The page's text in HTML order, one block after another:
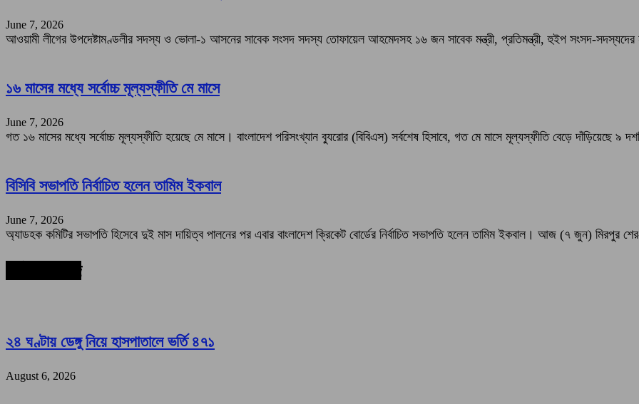
June 7, 2026
আওয়ামী লীগের উপদেষ্টামণ্ডলীর সদস্য ও ভোলা-১ আসনের সাবেক সংসদ সদস্য তোফায়েল আহমেদসহ ১৬ জন সাবেক মন্ত্রী, প্রতিমন্ত্রী, হুইপ সংসদ-সদস্যদের
১৬ মাসের মধ্যে সর্বোচ্চ মূল্যস্ফীতি মে মাসে
June 7, 2026
গত ১৬ মাসের মধ্যে সর্বোচ্চ মূল্যস্ফীতি হয়েছে মে মাসে। বাংলাদেশ পরিসংখ্যান ব্যুরোর (বিবিএস) সর্বশেষ হিসাবে, গত মে মাসে মূল্যস্ফীতি বেড়ে দাঁড়িয়েছে ৯
বিসিবি সভাপতি নির্বাচিত হলেন তামিম ইকবাল
June 7, 2026
অ্যাডহক কমিটির সভাপতি হিসেবে দুই মাস দায়িত্ব পালনের পর এবার বাংলাদেশ ক্রিকেট বোর্ডের নির্বাচিত সভাপতি হলেন তামিম ইকবাল। আজ (৭ জুন) মিরপুর
২৪ ঘণ্টায় ডেঙ্গু নিয়ে হাসপাতালে ভর্তি ৪৭১
August 6, 2026